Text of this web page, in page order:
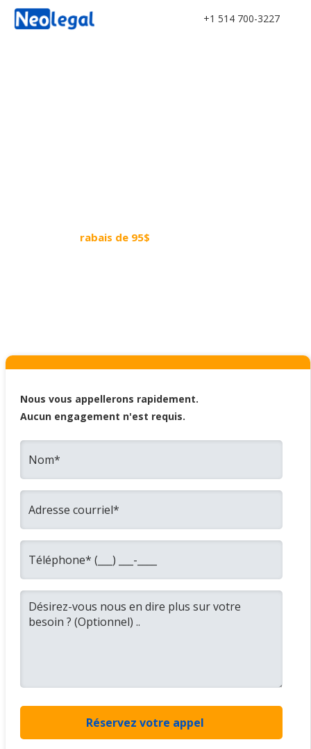
+1 514 700-3227
rabais de 95$
Nous vous appellerons rapidement.
Aucun engagement n'est requis.